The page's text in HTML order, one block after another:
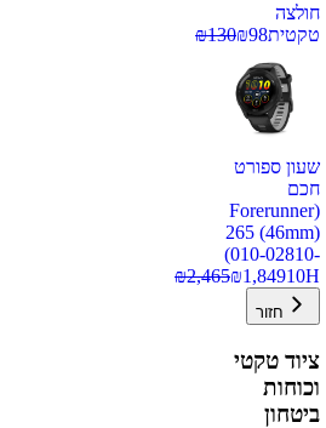
חולצה
טקטית
₪98
₪130
שעון ספורט
חכם
(Forerunner
265 (46mm)
(010-02810-
10H
₪1,849
₪2,465
חזור
ציוד טקטי
וכוחות
ביטחון